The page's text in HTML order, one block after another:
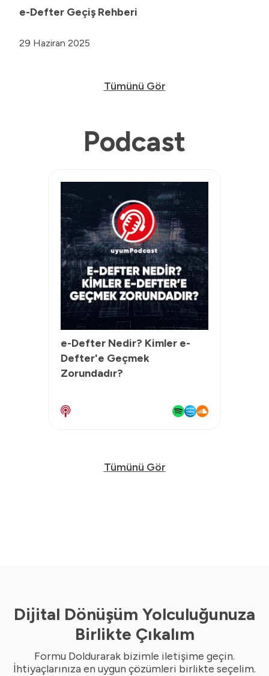
e-Defter Geçiş Rehberi
29 Haziran 2025
Tümünü Gör
Podcast
e-Defter Nedir? Kimler e-
Defter'e Geçmek
Zorundadır?
Tümünü Gör
Dijital Dönüşüm Yolculuğunuza
Birlikte Çıkalım
Formu Doldurarak bizimle iletişime geçin.
İhtiyaçlarınıza en uygun çözümleri birlikte seçelim.